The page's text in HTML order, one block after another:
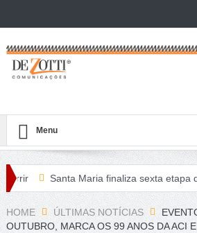
Menu
Santa Maria finaliza sexta etapa do
no São Léo Open 2026
HOME ÚLTIMAS NOTÍCIAS
OUTUBRO, MARCA OS 99 ANOS DA ACI